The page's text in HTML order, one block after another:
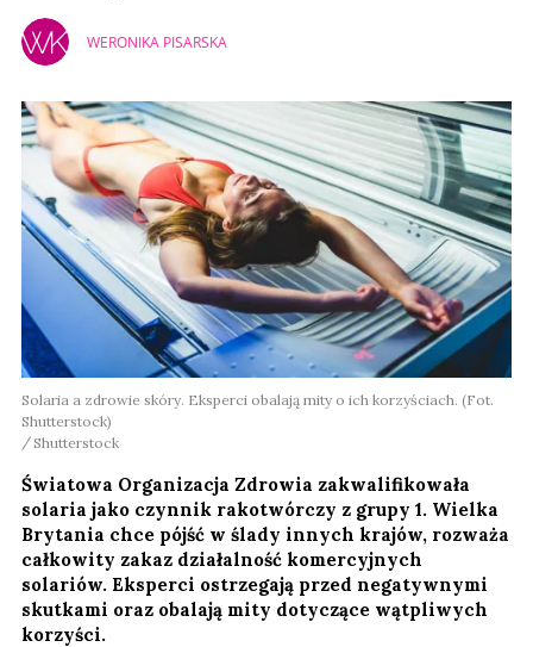
WERONIKA PISARSKA
Solaria a zdrowie skóry. Eksperci obalają mity o ich korzyściach. (Fot.
Shutterstock)
Shutterstock
Światowa Organizacja Zdrowia zakwalifikowała
solaria jako czynnik rakotwórczy z grupy 1. Wielka
Brytania chce pójść w ślady innych krajów, rozważa
całkowity zakaz działalność komercyjnych
solariów. Eksperci ostrzegają przed negatywnymi
skutkami oraz obalają mity dotyczące wątpliwych
korzyści.